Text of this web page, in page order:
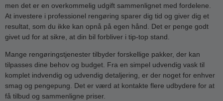
men det er en overkommelig udgift sammenlignet med fordelene.
At investere i professionel rengøring sparer dig tid og giver dig et
resultat, som du ikke kan opnå på egen hånd. Det er penge godt
givet ud for at sikre, at din bil forbliver i tip-top stand.
Mange rengøringstjenester tilbyder forskellige pakker, der kan
tilpasses dine behov og budget. Fra en simpel udvendig vask til
komplet indvendig og udvendig detaljering, er der noget for enhver
smag og pengepung. Det er værd at kontakte flere udbydere for at
få tilbud og sammenligne priser.